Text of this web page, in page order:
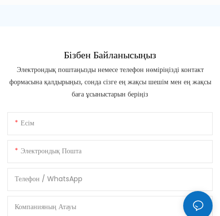
Бізбен Байланысыңыз
Электрондық поштаңызды немесе телефон нөміріңізді контакт
формасына қалдырыңыз, сонда сізге ең жақсы шешім мен ең жақсы
баға ұсыныстарын беріңіз
Есім
Электрондық Пошта
Телефон / WhatsApp
Компанияның Атауы